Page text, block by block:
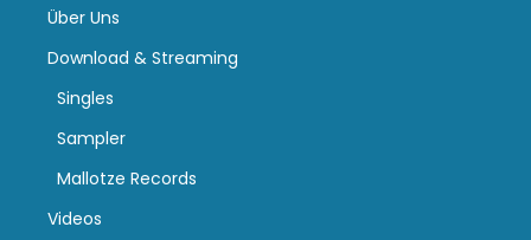
Über Uns
Download & Streaming
Singles
Sampler
Mallotze Records
Videos